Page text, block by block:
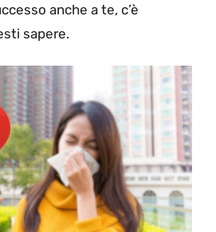
anche a te, c’è
sapere.